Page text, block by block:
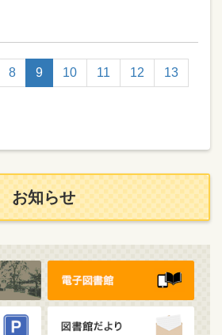
8 9 10 11 12 13
お知らせ